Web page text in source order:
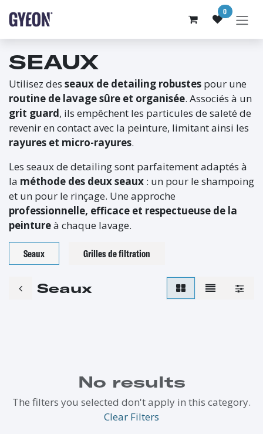
0
SEAUX
Utilisez des seaux de detailing robustes pour une
routine de lavage sûre et organisée. Associés à un
grit guard, ils empêchent les particules de saleté de
revenir en contact avec la peinture, limitant ainsi les
rayures et micro-rayures.
Les seaux de detailing sont parfaitement adaptés à
la méthode des deux seaux : un pour le shampoing
et un pour le rinçage. Une approche
professionnelle, efficace et respectueuse de la
peintureà chaque lavage.
Seaux Grilles de filtration
Seaux
No results
The filters you selected don't apply in this category.
Clear Filters